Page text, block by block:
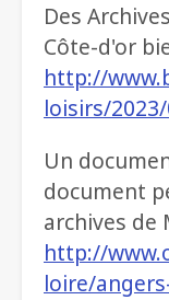
Des
Côte-d'or
http://
loisirs/
Un
document
archives de
http://
loire/